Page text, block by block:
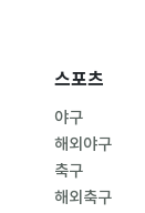
스포츠
야구
해외야구
축구
해외축구